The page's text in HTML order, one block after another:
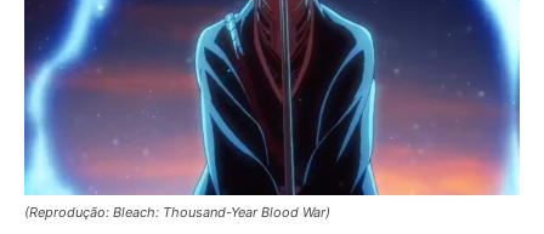
(Reprodução: Bleach: Thousand-Year Blood War)